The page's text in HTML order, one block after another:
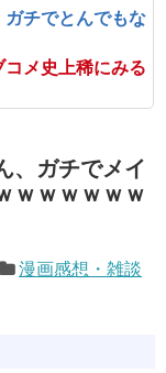
ガチでとんでもな
コメ史上稀にみる
、ガチでメイ
ｗｗｗｗｗｗ
漫画感想・雑談